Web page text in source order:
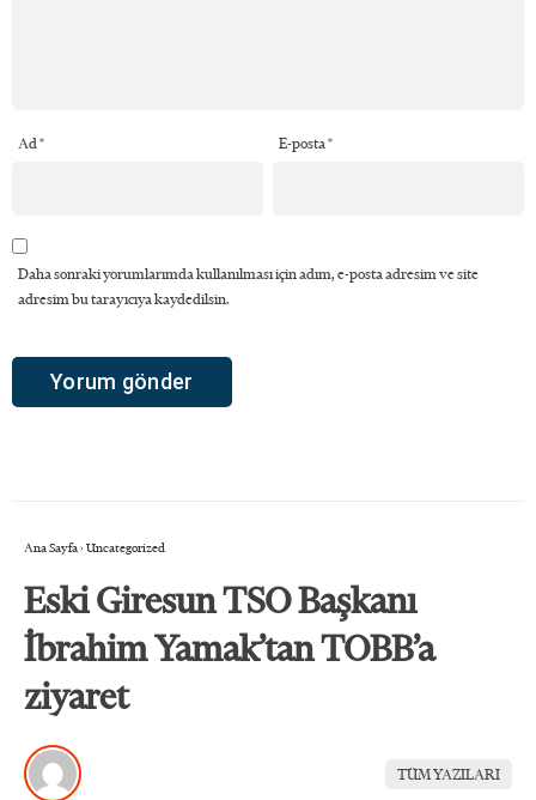
Ad* E-posta*
Daha sonraki yorumlarımda kullanılması için adım, e-posta adresim ve site
adresim bu tarayıcıya kaydedilsin.
Ana Sayfa› Uncategorized
Eski Giresun TSO Başkanı
İbrahim Yamak’tan TOBB’a
ziyaret
TÜM YAZILARI